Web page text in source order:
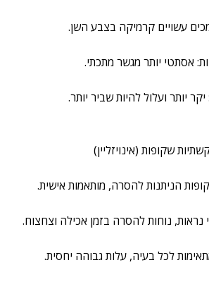
עשויים קרמיקה בצבע השן.
אסתטי יותר מגשר מתכתי.
יותר ועלול להיות שביר יותר.
הניתנות להסרה, מותאמות אישית.
נראות, נוחות להסרה בזמן אכילה וצחצוח.
לכל בעיה, עלות גבוהה יחסית.